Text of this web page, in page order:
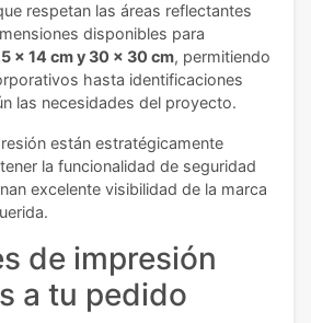
respetan las áreas reflectantes
disponibles para
x 14 cm y 30 x 30 cm, permitiendo
hasta identificaciones
las necesidades del proyecto.
están estratégicamente
la funcionalidad de seguridad
excelente visibilidad de la marca
de impresión
a tu pedido